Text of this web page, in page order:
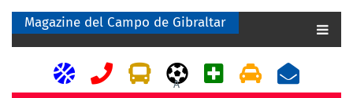
Magazine del Campo de Gibraltar
A